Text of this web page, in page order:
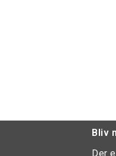
Bliv
Der